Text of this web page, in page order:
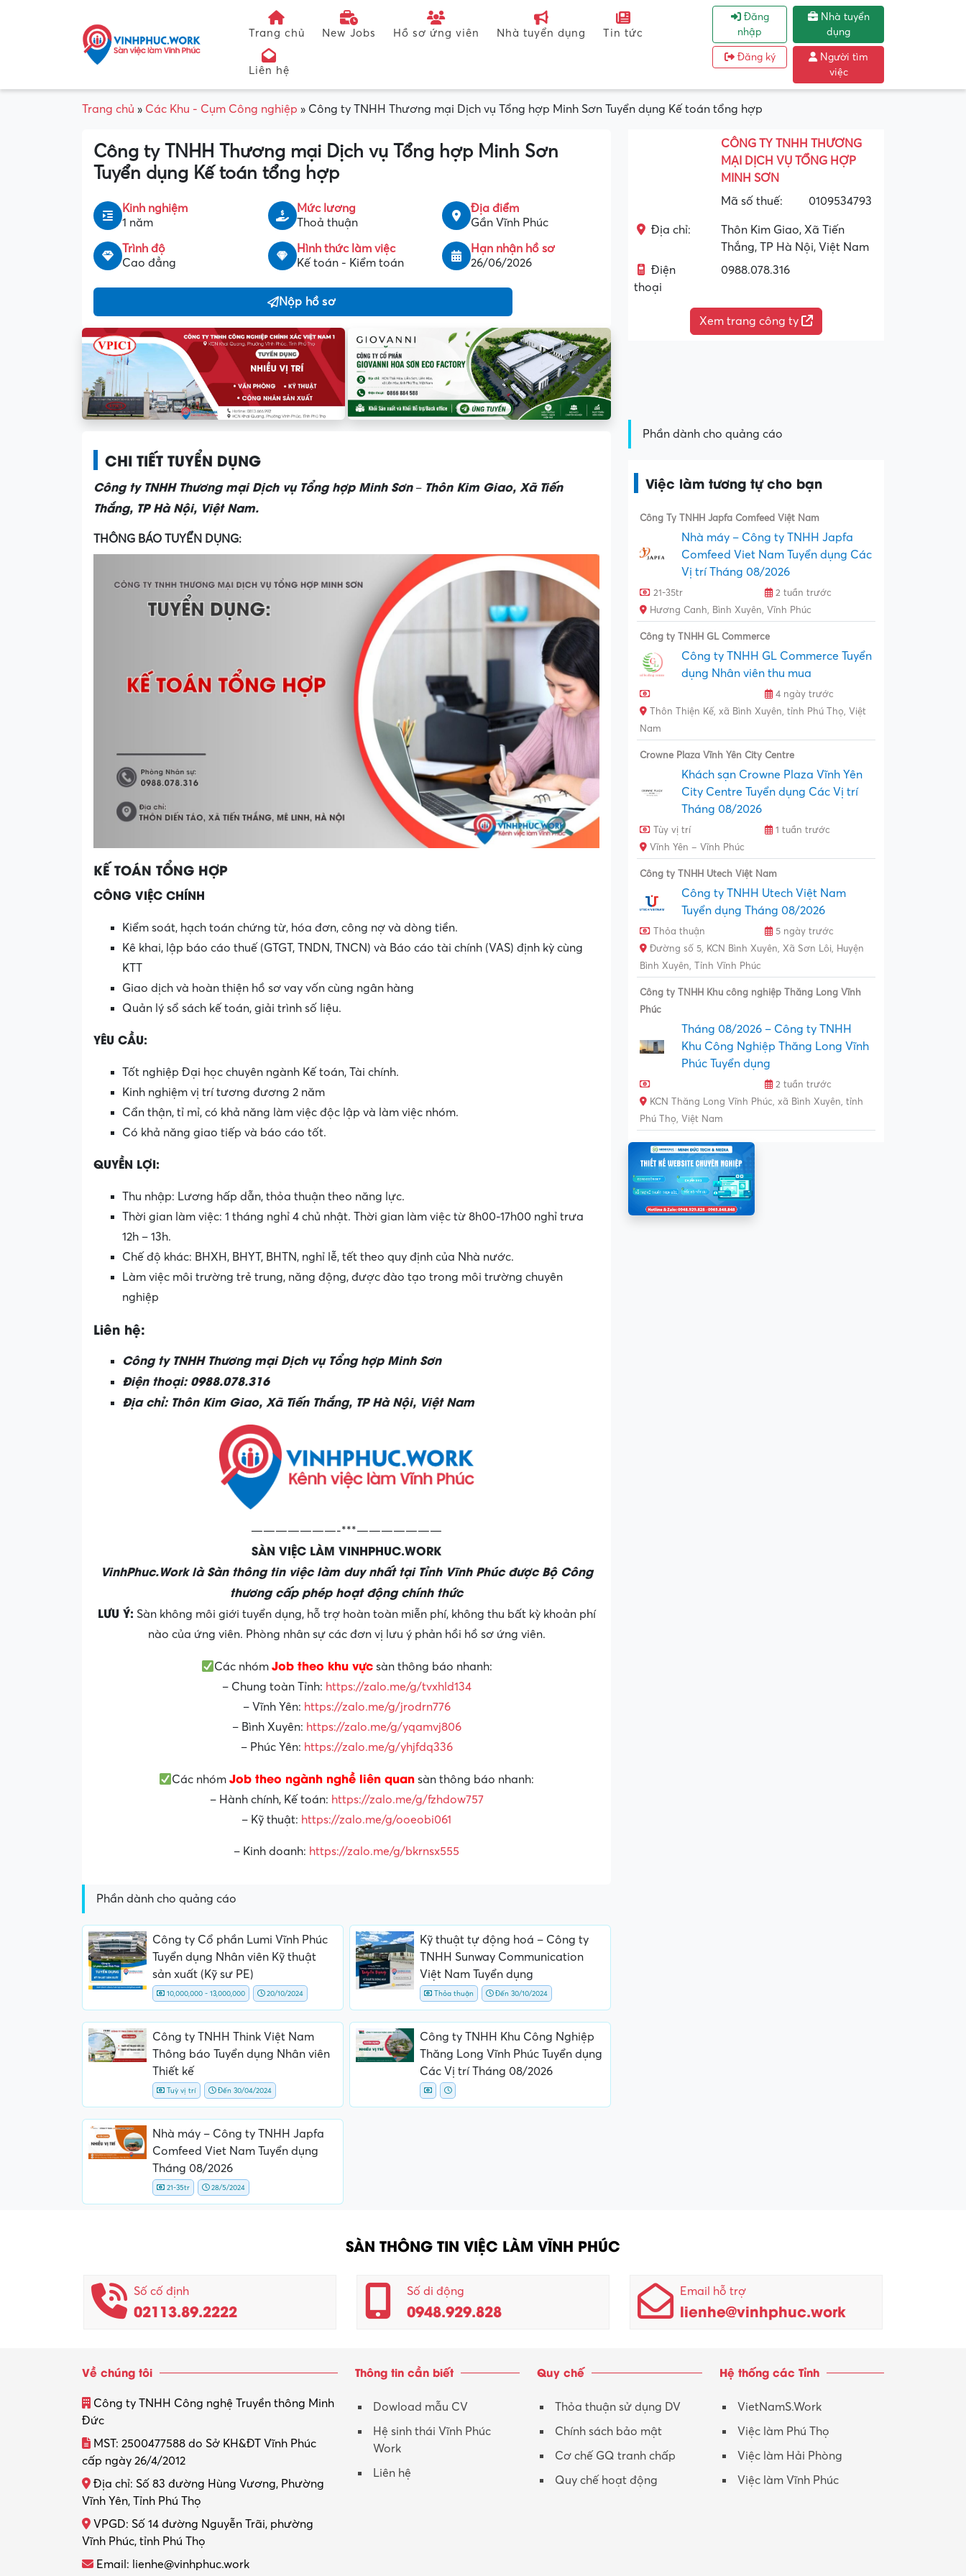
Trang chủ New Jobs Hồ sơ ứng viên Nhà tuyển dụng Tin tức
Liên hệ
Đăng
nhập
Đăng ký
Nhà tuyển
dụng
Người tìm
việc
Trang chủ » Các Khu - Cụm Công nghiệp » Công ty TNHH Thương mại Dịch vụ Tổng hợp Minh Sơn Tuyển dụng Kế toán tổng hợp
Công ty TNHH Thương mại Dịch vụ Tổng hợp Minh Sơn
Tuyển dụng Kế toán tổng hợp
Kinh nghiệm
1 năm
Mức lương
Thoả thuận
Địa điểm
Gần Vĩnh Phúc
Trình độ
Cao đẳng
Hình thức làm việc
Kế toán - Kiểm toán
Hạn nhận hồ sơ
26/06/2026
Nộp hồ sơ
CÔNG TY TNHH THƯƠNG
MẠI DỊCH VỤ TỔNG HỢP
MINH SƠN
Mã số thuế:
0109534793
Địa chỉ:
Thôn Kim Giao, Xã Tiến
Thắng, TP Hà Nội, Việt Nam
Điện
thoại
0988.078.316
Xem trang công ty
CHI TIẾT TUYỂN DỤNG
Công ty TNHH Thương mại Dịch vụ Tổng hợp Minh Sơn– Thôn Kim Giao, Xã Tiến
Thắng, TP Hà Nội, Việt Nam.
THÔNG BÁO TUYỂN DỤNG:
KẾ TOÁN TỔNG HỢP
CÔNG VIỆC CHÍNH
Kiểm soát, hạch toán chứng từ, hóa đơn, công nợ và dòng tiền.
Kê khai, lập báo cáo thuế (GTGT, TNDN, TNCN) và Báo cáo tài chính (VAS) định kỳ cùng
KTT
Giao dịch và hoàn thiện hồ sơ vay vốn cùng ngân hàng
Quản lý sổ sách kế toán, giải trình số liệu.
YÊU CẦU:
Tốt nghiệp Đại học chuyên ngành Kế toán, Tài chính.
Kinh nghiệm vị trí tương đương 2 năm
Cẩn thận, tỉ mỉ, có khả năng làm việc độc lập và làm việc nhóm.
Có khả năng giao tiếp và báo cáo tốt.
QUYỀN LỢI:
Thu nhập: Lương hấp dẫn, thỏa thuận theo năng lực.
Thời gian làm việc: 1 tháng nghỉ 4 chủ nhật. Thời gian làm việc từ 8h00-17h00 nghỉ trưa
12h – 13h.
Chế độ khác: BHXH, BHYT, BHTN, nghỉ lễ, tết theo quy định của Nhà nước.
Làm việc môi trường trẻ trung, năng động, được đào tạo trong môi trường chuyên
nghiệp
Liên hệ:
Công ty TNHH Thương mại Dịch vụ Tổng hợp Minh Sơn
Điện thoại: 0988.078.316
Địa chỉ: Thôn Kim Giao, Xã Tiến Thắng, TP Hà Nội, Việt Nam
———————-***———————
SÀN VIỆC LÀM VINHPHUC.WORK
VinhPhuc.Work là Sàn thông tin việc làm duy nhất tại Tỉnh Vĩnh Phúc được Bộ Công
thương cấp phép hoạt động chính thức
LƯU Ý: Sàn không môi giới tuyển dụng, hỗ trợ hoàn toàn miễn phí, không thu bất kỳ khoản phí
nào của ứng viên. Phòng nhân sự các đơn vị lưu ý phản hồi hồ sơ ứng viên.
Các nhóm Job theo khu vựcsàn thông báo nhanh:
– Chung toàn Tỉnh: https://zalo.me/g/tvxhld134
– Vĩnh Yên: https://zalo.me/g/jrodrn776
– Bình Xuyên: https://zalo.me/g/yqamvj806
– Phúc Yên: https://zalo.me/g/yhjfdq336
Các nhómJob theo ngành nghề liên quan sàn thông báo nhanh:
– Hành chính, Kế toán: https://zalo.me/g/fzhdow757
– Kỹ thuật: https://zalo.me/g/ooeobi061
– Kinh doanh: https://zalo.me/g/bkrnsx555
Phần dành cho quảng cáo
Công ty Cổ phần Lumi Vĩnh Phúc
Tuyển dụng Nhân viên Kỹ thuật
sản xuất (Kỹ sư PE)
10,000,000 - 13,000,000 20/10/2024
Kỹ thuật tự động hoá – Công ty
TNHH Sunway Communication
Việt Nam Tuyển dụng
Thỏa thuận Đến 30/10/2024
Công ty TNHH Think Việt Nam
Thông báo Tuyển dụng Nhân viên
Thiết kế
Tuỳ vị trí Đến 30/04/2024
Công ty TNHH Khu Công Nghiệp
Thăng Long Vĩnh Phúc Tuyển dụng
Các Vị trí Tháng 08/2026
Nhà máy – Công ty TNHH Japfa
Comfeed Viet Nam Tuyển dụng
Tháng 08/2026
21-35tr 28/5/2024
Phần dành cho quảng cáo
Việc làm tương tự cho bạn
Công Ty TNHH Japfa Comfeed Việt Nam
Nhà máy – Công ty TNHH Japfa
Comfeed Viet Nam Tuyển dụng Các
Vị trí Tháng 08/2026
21-35tr
2 tuần trước
Hương Canh, Bình Xuyên, Vĩnh Phúc
Công ty TNHH GL Commerce
Công ty TNHH GL Commerce Tuyển
dụng Nhân viên thu mua
4 ngày trước
Thôn Thiện Kế, xã Bình Xuyên, tỉnh Phú Thọ, Việt
Nam
Crowne Plaza Vĩnh Yên City Centre
Khách sạn Crowne Plaza Vĩnh Yên
City Centre Tuyển dụng Các Vị trí
Tháng 08/2026
Tùy vị trí
1 tuần trước
Vĩnh Yên – Vĩnh Phúc
Công ty TNHH Utech Việt Nam
Công ty TNHH Utech Việt Nam
Tuyển dụng Tháng 08/2026
Thỏa thuận
5 ngày trước
Đường số 5, KCN Bình Xuyên, Xã Sơn Lôi, Huyện
Bình Xuyên, Tỉnh Vĩnh Phúc
Công ty TNHH Khu công nghiệp Thăng Long Vĩnh
Phúc
Tháng 08/2026 – Công ty TNHH
Khu Công Nghiệp Thăng Long Vĩnh
Phúc Tuyển dụng
2 tuần trước
KCN Thăng Long Vĩnh Phúc, xã Bình Xuyên, tỉnh
Phú Thọ, Việt Nam
SÀN THÔNG TIN VIỆC LÀM VĨNH PHÚC
Số cố định
02113.89.2222
Số di động
0948.929.828
Email hỗ trợ
lienhe@vinhphuc.work
Về chúng tôi
Công ty TNHH Công nghệ Truyền thông Minh
Đức
MST: 2500477588 do Sở KH&ĐT Vĩnh Phúc
cấp ngày 26/4/2012
Địa chỉ: Số 83 đường Hùng Vương, Phường
Vĩnh Yên, Tỉnh Phú Thọ
VPGD: Số 14 đường Nguyễn Trãi, phường
Vĩnh Phúc, tỉnh Phú Thọ
Email: lienhe@vinhphuc.work
Thông tin cần biết
Dowload mẫu CV
Hệ sinh thái Vĩnh Phúc
Work
Liên hệ
Quy chế
Thỏa thuận sử dụng DV
Chính sách bảo mật
Cơ chế GQ tranh chấp
Quy chế hoạt động
Hệ thống các Tỉnh
VietNamS.Work
Việc làm Phú Thọ
Việc làm Hải Phòng
Việc làm Vĩnh Phúc